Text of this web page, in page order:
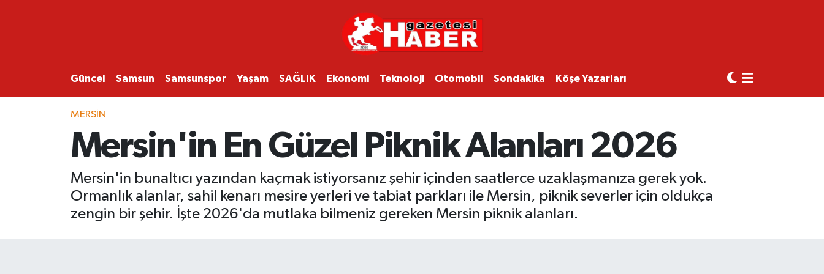
Güncel Samsun Samsunspor Yaşam SAĞLIK Ekonomi Teknoloji Otomobil Sondakika Köşe Yazarları
MERSIN
Mersin'in En Güzel Piknik Alanları 2026
Mersin'in bunaltıcı yazından kaçmak istiyorsanız şehir içinden saatlerce uzaklaşmanıza gerek yok.
Ormanlık alanlar, sahil kenarı mesire yerleri ve tabiat parkları ile Mersin, piknik severler için oldukça
zengin bir şehir. İşte 2026'da mutlaka bilmeniz gereken Mersin piknik alanları.
SAMSUN
SAMSUNSPOR
EKONOMİ